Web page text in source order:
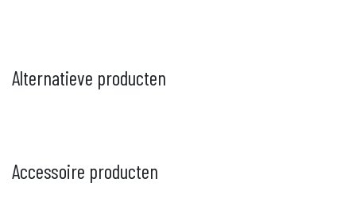
Alternatieve producten
Accessoire producten